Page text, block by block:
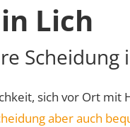
Lich
sich vor Ort
aber auch